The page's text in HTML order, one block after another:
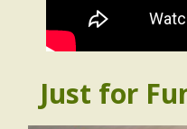
Just for